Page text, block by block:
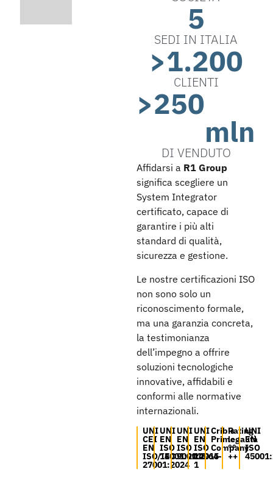
SEDI IN ITALIA
5
CLIENTI
>1.200
DI VENDUTO
>250
mln
Affidarsi a R1 Group
significa scegliere un
System Integrator
certificato, capace di
garantire i più alti
standard di qualità,
sicurezza e gestione.
Le nostre certificazioni ISO
non sono solo un
riconoscimento formale,
ma una garanzia concreta,
la testimonianza
dell’impegno a offrire
soluzioni tecnologiche
innovative, affidabili e
conformi alle normative
internazionali.
UNI
CEI
EN
ISO/IEC
27001:2024
UNI
EN
ISO
14001:2015
UNI
EN
ISO
9001:2015
UNI
EN
ISO
14064-
1
Cribis
Prime
Company
Rating
legalità
°°
++
UNI
EN
ISO